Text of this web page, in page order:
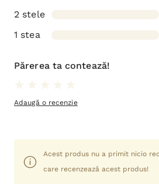
2 stele
1 stea
Părerea ta contează!
Adaugă o recenzie
Acest produs nu a primit nicio
care recenzează acest produs!